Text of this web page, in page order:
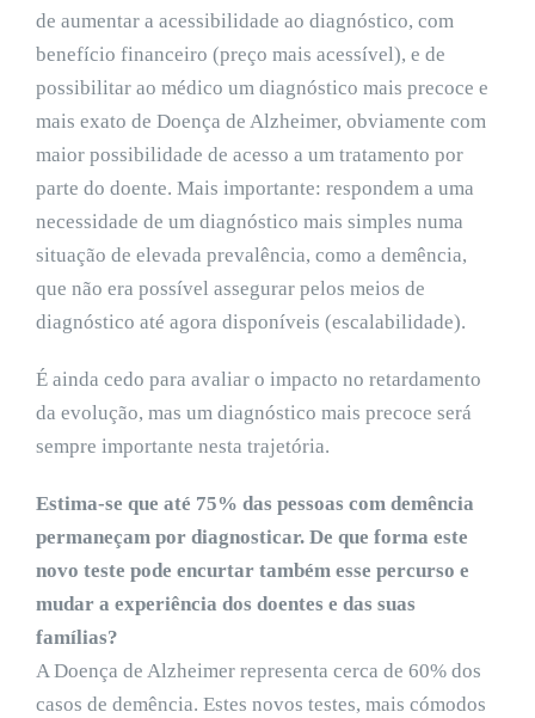
de aumentar a acessibilidade ao diagnóstico, com
benefício financeiro (preço mais acessível), e de
possibilitar ao médico um diagnóstico mais precoce e
mais exato de Doença de Alzheimer, obviamente com
maior possibilidade de acesso a um tratamento por
parte do doente. Mais importante: respondem a uma
necessidade de um diagnóstico mais simples numa
situação de elevada prevalência, como a demência,
que não era possível assegurar pelos meios de
diagnóstico até agora disponíveis (escalabilidade).
É ainda cedo para avaliar o impacto no retardamento
da evolução, mas um diagnóstico mais precoce será
sempre importante nesta trajetória.
Estima-se que até 75% das pessoas com demência
permaneçam por diagnosticar. De que forma este
novo teste pode encurtar também esse percurso e
mudar a experiência dos doentes e das suas
famílias?
A Doença de Alzheimer representa cerca de 60% dos
casos de demência. Estes novos testes, mais cómodos